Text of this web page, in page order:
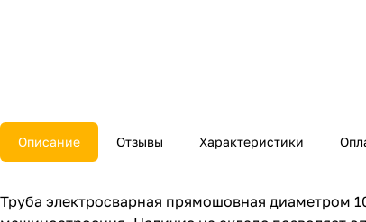
Описание Отзывы Характеристики
Труба электросварная прямошовная диаметром